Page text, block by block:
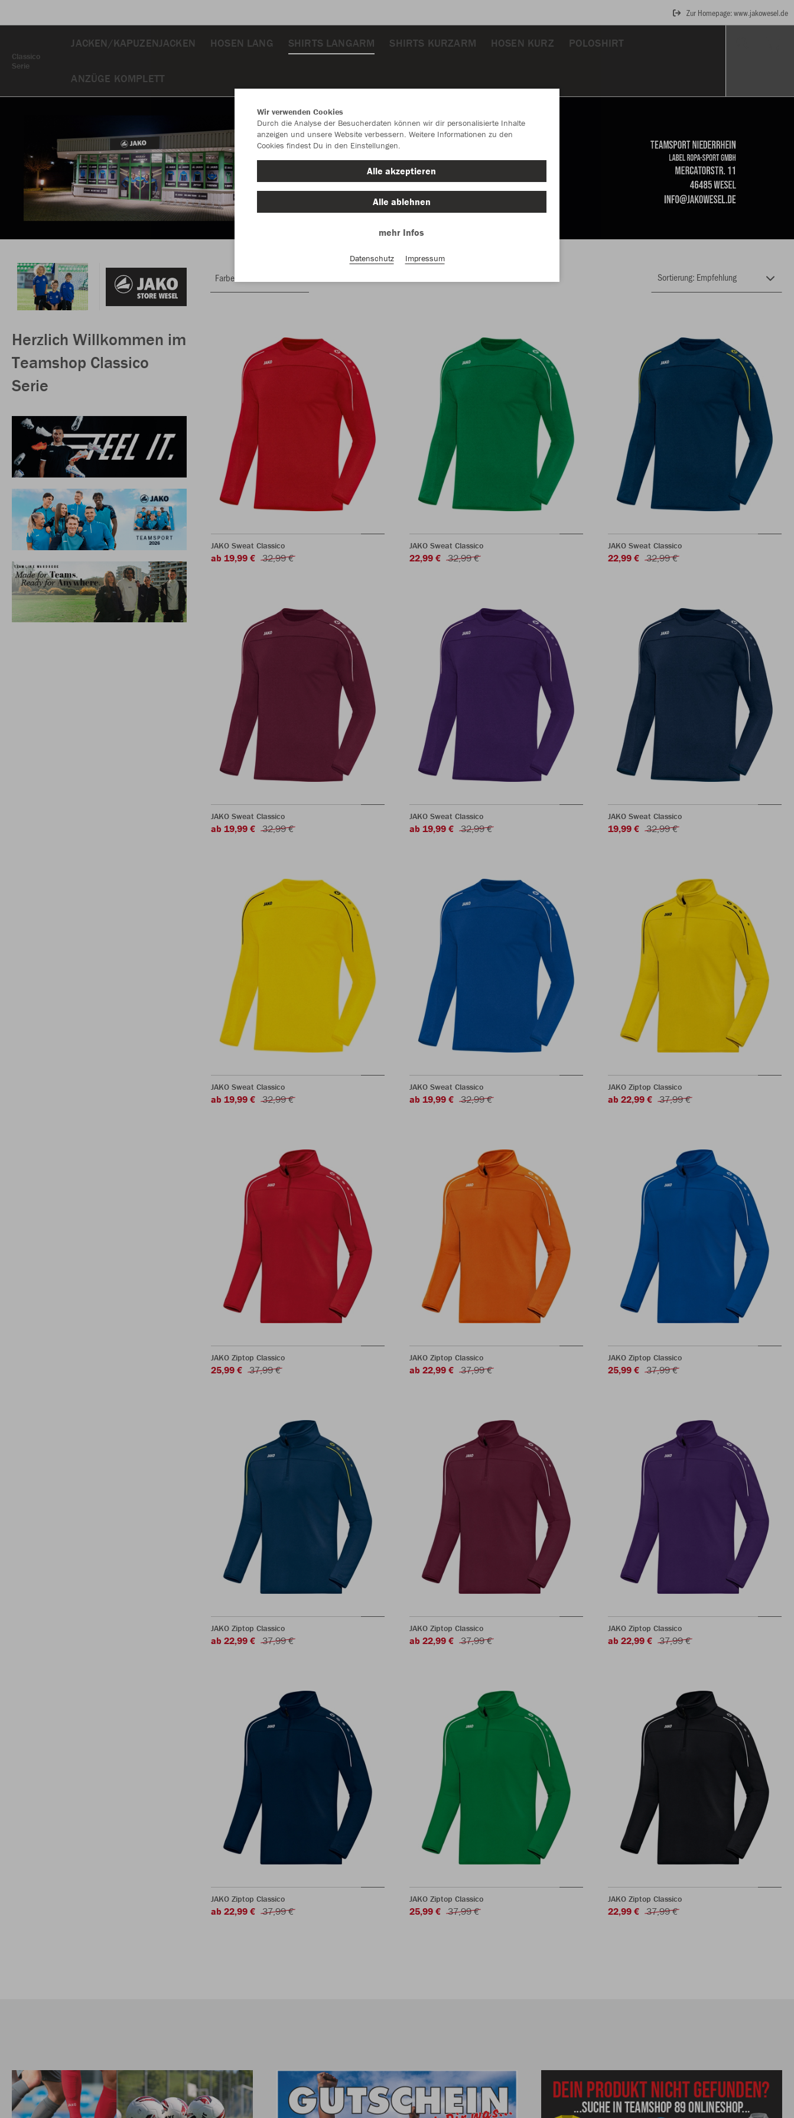
Zur Homepage: www.jakowesel.de
Classico
Serie
JACKEN/KAPUZENJACKEN HOSEN LANG SHIRTS LANGARM SHIRTS KURZARM HOSEN KURZ POLOSHIRT
ANZÜGE KOMPLETT
Herzlich Willkommen im
Teamshop Classico
Serie
Farbe
JAKO Sweat Classico
ab 19,99 € 32,99 €
JAKO Sweat Classico
22,99 € 32,99 €
JAKO Sweat Classico
22,99 € 32,99 €
JAKO Sweat Classico
ab 19,99 € 32,99 €
JAKO Sweat Classico
ab 19,99 € 32,99 €
JAKO Sweat Classico
19,99 € 32,99 €
JAKO Sweat Classico
ab 19,99 € 32,99 €
JAKO Sweat Classico
ab 19,99 € 32,99 €
JAKO Ziptop Classico
ab 22,99 € 37,99 €
JAKO Ziptop Classico
25,99 € 37,99 €
JAKO Ziptop Classico
ab 22,99 € 37,99 €
JAKO Ziptop Classico
25,99 € 37,99 €
JAKO Ziptop Classico
ab 22,99 € 37,99 €
JAKO Ziptop Classico
ab 22,99 € 37,99 €
JAKO Ziptop Classico
ab 22,99 € 37,99 €
JAKO Ziptop Classico
ab 22,99 € 37,99 €
JAKO Ziptop Classico
25,99 € 37,99 €
JAKO Ziptop Classico
22,99 € 37,99 €
Wir verwenden Cookies
Durch die Analyse der Besucherdaten können wir dir personalisierte Inhalte
anzeigen und unsere Website verbessern. Weitere Informationen zu den
Cookies findest Du in den Einstellungen.
Alle akzeptieren
Alle ablehnen
mehr Infos
Datenschutz Impressum